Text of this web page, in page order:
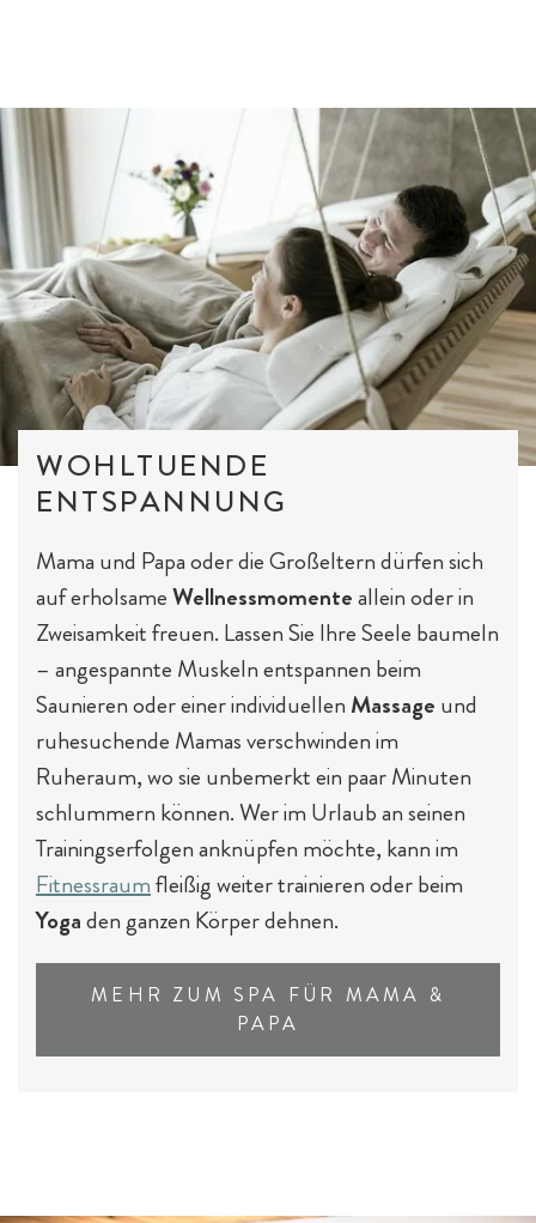
WOHLTUENDE
ENTSPANNUNG
Mama und Papa oder die Großeltern dürfen sich
auf erholsameWellnessmomenteallein oder in
Zweisamkeit freuen. Lassen Sie Ihre Seele baumeln
– angespannte Muskeln entspannen beim
Saunieren oder einer individuellen Massage und
ruhesuchende Mamas verschwinden im
Ruheraum, wo sie unbemerkt ein paar Minuten
schlummern können. Wer im Urlaub an seinen
Trainingserfolgen anknüpfen möchte, kann im
Fitnessraumfleißig weiter trainieren oder beim
Yogaden ganzen Körper dehnen.
MEHR ZUM SPA FÜR MAMA &
PAPA
Hotelurlaub - 5 Gründe
Streichelzoo
E-Bikes & Radtouren
Outdoor-Sport & Tennis
Spa für Mama & Papa
Fitness & Yoga
Familien mit Hund